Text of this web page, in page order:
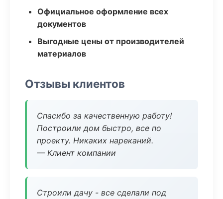
Официальное оформление всех
документов
Выгодные цены от производителей
материалов
Отзывы клиентов
Спасибо за качественную работу!
Построили дом быстро, все по
проекту. Никаких нареканий.
— Клиент компании
Строили дачу - все сделали под